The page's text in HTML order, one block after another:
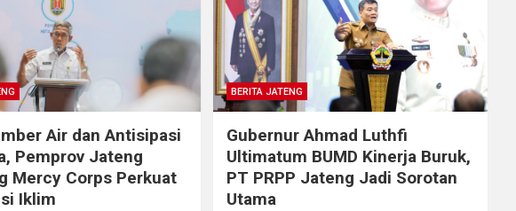
Air dan Antisipasi
Pemprov Jateng
Mercy Corps Perkuat
Iklim
BERITA JATENG
Gubernur Ahmad Luthfi
Ultimatum BUMD Kinerja Buruk,
PT PRPP Jateng Jadi Sorotan
Utama